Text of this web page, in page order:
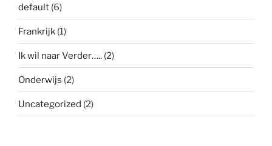
default (6)
Frankrijk (1)
Ik wil naar Verder….. (2)
Onderwijs (2)
Uncategorized (2)